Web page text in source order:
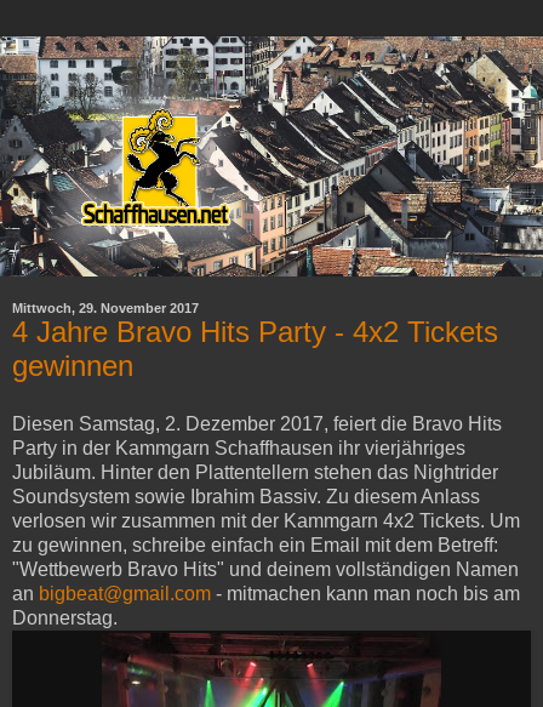
Mittwoch, 29. November 2017
4 Jahre Bravo Hits Party - 4x2 Tickets
gewinnen
Diesen Samstag, 2. Dezember 2017, feiert die Bravo Hits
Party in der Kammgarn Schaffhausen ihr vierjähriges
Jubiläum. Hinter den Plattentellern stehen das Nightrider
Soundsystem sowie Ibrahim Bassiv. Zu diesem Anlass
verlosen wir zusammen mit der Kammgarn 4x2 Tickets. Um
zu gewinnen, schreibe einfach ein Email mit dem Betreff:
"Wettbewerb Bravo Hits" und deinem vollständigen Namen
an bigbeat@gmail.com - mitmachen kann man noch bis am
Donnerstag.